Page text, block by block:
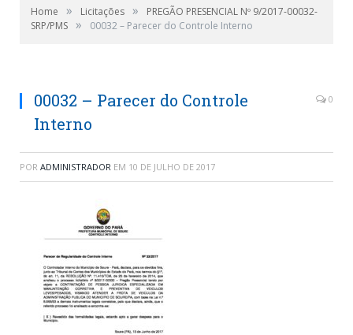
Home » Licitações »
PREGÃO PRESENCIAL Nº 9/2017-00032-
SRP/PMS » 00032 – Parecer do Controle Interno
00032 – Parecer do Controle
Interno
0
POR ADMINISTRADOR EM 10 DE JULHO DE 2017